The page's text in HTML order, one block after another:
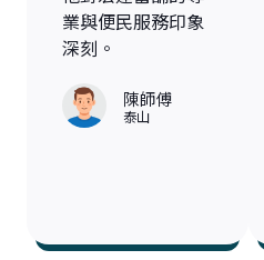
業與便民服務印象
深刻。
陳師傅
泰山